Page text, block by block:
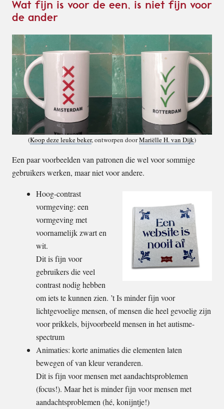
Wat fijn is voor de een, is niet fijn voor
de ander
(Koop deze leuke beker, ontworpen doorMariëlle H. van Dijk)
Een paar voorbeelden van patronen die wel voor sommige
gebruikers werken, maar niet voor andere.
Hoog-contrast
vormgeving: een
vormgeving met
voornamelijk zwart en
wit.
Dit is fijn voor
gebruikers die veel
contrast nodig hebben
om iets te kunnen zien. ’t Is minder fijn voor
lichtgevoelige mensen, of mensen die heel gevoelig zijn
voor prikkels, bijvoorbeeld mensen in het autisme-
spectrum
Animaties: korte animaties die elementen laten
bewegen of van kleur veranderen.
Dit is fijn voor mensen met aandachtsproblemen
(focus!). Maar het is minder fijn voor mensen met
aandachtsproblemen (hé, konijntje!)